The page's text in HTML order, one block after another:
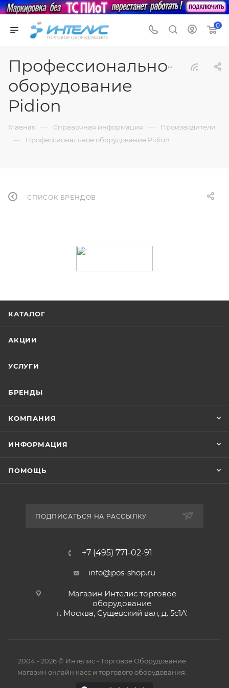
0
Профессиональное
оборудование
Pidion
Главная — Справочная информация — Производители
— Профессиональное оборудование Pidion
СПИСОК БРЕНДОВ
КАТАЛОГ
АКЦИИ
УСЛУГИ
БРЕНДЫ
КОМПАНИЯ
ИНФОРМАЦИЯ
ПОМОЩЬ
ПОДПИСАТЬСЯ НА РАССЫЛКУ
+7 (495) 771-02-91
info@pos-shop.ru
Магазин Интелис торговое
оборудование
г. Москва, Сущевский вал, д. 5с1А'
2004 - 2026 © Интелис - Торговое Оборудование
магазин онлайн касс и торгового оборудования.